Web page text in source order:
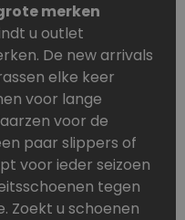
merken
u outlet
De new arrivals
elke keer
voor lange
voor de
paar slippers of
voor ieder seizoen
tegen
Zoekt u schoenen